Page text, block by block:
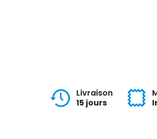
Livraison
15 jours